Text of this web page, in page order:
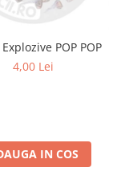
POP POP
4,00 Lei
IN COS